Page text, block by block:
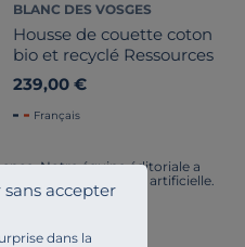
dans la
accepter
BLANC DES VOSGES
Housse de couette coton
bio et recyclé Ressources
239,00 €
Français
Notre équipe éditoriale a
d'une intelligence artificielle.
Tout comme la
fait partie de nos